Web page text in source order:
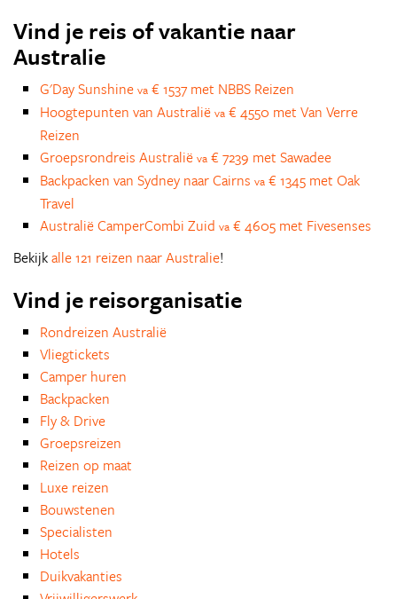
Vind je reis of vakantie naar
Australie
G'Day Sunshine va € 1537 met NBBS Reizen
Hoogtepunten van Australië va € 4550 met Van Verre
Reizen
Groepsrondreis Australië va € 7239 met Sawadee
Backpacken van Sydney naar Cairns va € 1345 met Oak
Travel
Australië CamperCombi Zuid va € 4605 met Fivesenses
Bekijkalle 121 reizen naar Australie!
Vind je reisorganisatie
Rondreizen Australië
Vliegtickets
Camper huren
Backpacken
Fly & Drive
Groepsreizen
Reizen op maat
Luxe reizen
Bouwstenen
Specialisten
Hotels
Duikvakanties